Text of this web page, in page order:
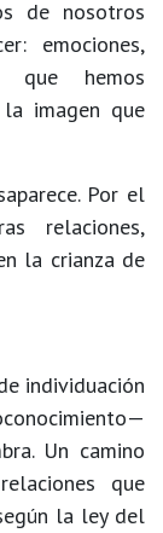
de nosotros
emociones,
que hemos
imagen que
Por el
relaciones,
la crianza de
individuación
Un camino
que
la ley del